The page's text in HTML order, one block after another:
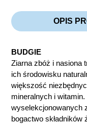
OPIS
BUDGIE
Ziarna zbóż i nasiona
ich środowisku
większość
mineralnych i
wyselekcjonowanych
bogactwo